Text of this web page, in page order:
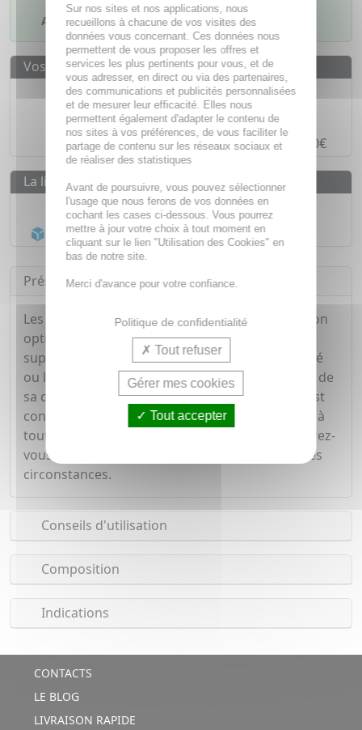
Ajouter à mes favoris
Vos avantages
Des prixIMBATTABLES
Paiement en ligneSÉCURISÉ
Paiement en4 fois sans frais à partir de 30€
La livraison
Livraison gratuite dès55€
Acheminement Chronoposten 24h*
Présentation
Les bandes URGO Extrême offrent une protection
optimale pour vos écorchures et plaies
superficielles, peu importe votre niveau d'activité
ou les mouvements que vous effectuez. Au-delà de
sa capacité à adhérer fermement, le matériau est
conçu pour résister aux déchirures et faire face à
toutes les situations. Avec URGO Extrême, assurez-
vous une protection fiable, quelles que soient les
circonstances.
Conseils d'utilisation
Composition
Indications
CONTACTS
LE BLOG
LIVRAISON RAPIDE
Sur nos sites et nos applications, nous
recueillons à chacune de vos visites des
données vous concernant. Ces données nous
permettent de vous proposer les offres et
services les plus pertinents pour vous, et de
vous adresser, en direct ou via des partenaires,
des communications et publicités personnalisées
et de mesurer leur efficacité. Elles nous
permettent également d'adapter le contenu de
nos sites à vos préférences, de vous faciliter le
partage de contenu sur les réseaux sociaux et
de réaliser des statistiques
Avant de poursuivre, vous pouvez sélectionner
l'usage que nous ferons de vos données en
cochant les cases ci-dessous. Vous pourrez
mettre à jour votre choix à tout moment en
cliquant sur le lien "Utilisation des Cookies" en
bas de notre site.
Merci d'avance pour votre confiance.
Politique de confidentialité
Tout refuser
Gérer mes cookies
Tout accepter